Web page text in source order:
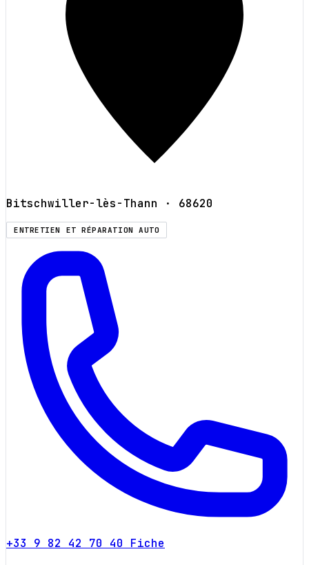
Bitschwiller-lès-Thann · 68620
ENTRETIEN ET RÉPARATION AUTO
+33 9 82 42 70 40 Fiche